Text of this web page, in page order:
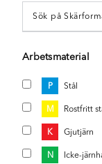
Arbetsmaterial
P Stål
M Rostfritt
K Gjutjärn
N Icke-